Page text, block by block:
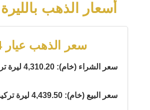
أسعار الذهب بالليرة
سعر الذهب عيار 24
سعر الشراء (خام): 4,310.20 ليرة تركية
سعر البيع (خام): 4,439.50 ليرة تركية